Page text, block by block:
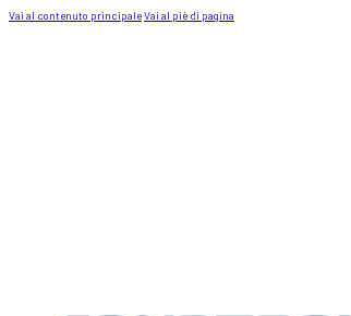
Vai al contenuto principaleVai al piè di pagina